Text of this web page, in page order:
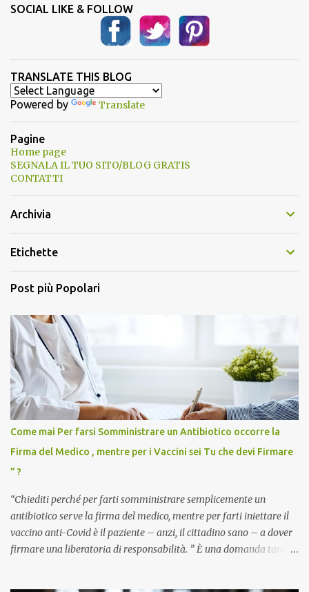
SOCIAL LIKE & FOLLOW
TRANSLATE THIS BLOG
Powered by Translate
Pagine
Home page
SEGNALA IL TUO SITO/BLOG GRATIS
CONTATTI
Archivia
Etichette
Post più Popolari
Come mai Per farsi Somministrare un Antibiotico occorre la
Firma del Medico , mentre per i Vaccini sei Tu che devi Firmare
” ?
“Chiediti perché per farti somministrare semplicemente un
antibiotico serve la firma del medico, mentre per farti iniettare il
vaccino anti-Covid è il paziente – anzi, il cittadino sano – a dover
firmare una liberatoria di responsabilità. ” È una domanda tanto